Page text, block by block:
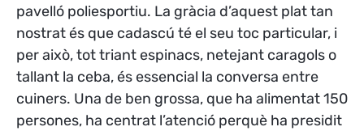
pavelló poliesportiu. La gràcia d’aquest plat tan
nostrat és que cadascú té el seu toc particular, i
per això, tot triant espinacs, netejant caragols o
tallant la ceba, és essencial la conversa entre
cuiners. Una de ben grossa, que ha alimentat 150
persones, ha centrat l’atenció perquè ha presidit